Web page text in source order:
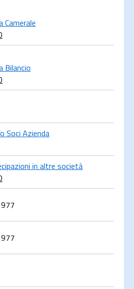
Camerale
Bilancio
Soci Azienda
in altre società